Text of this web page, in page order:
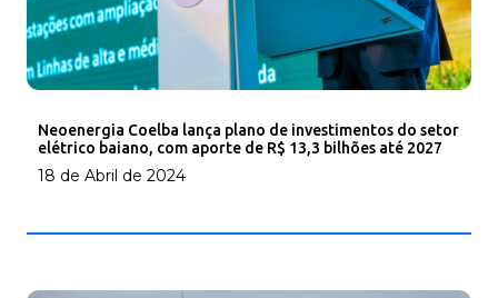
Neoenergia Coelba lança plano de investimentos do setor
elétrico baiano, com aporte de R$ 13,3 bilhões até 2027
18 de Abril de 2024